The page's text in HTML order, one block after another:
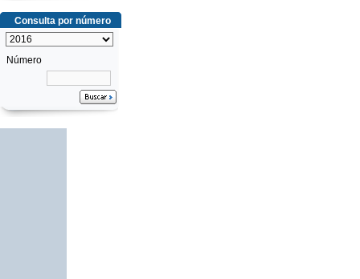
Consulta por número
Número